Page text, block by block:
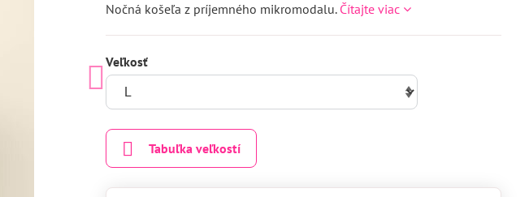
Nočná košeľa z príjemného mikromodalu. Čítajte viac
Veľkosť
Tabuľka veľkostí